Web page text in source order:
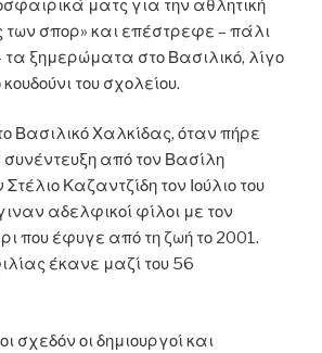
ματς για την αθλητική
σπορ» και επέστρεφε – πάλι
ξημερώματα στο Βασιλικό, λίγο
του σχολείου.
Βασιλικό Χαλκίδας, όταν πήρε
από τον Βασίλη
Καζαντζίδη τον Ιούλιο του
αδελφικοί φίλοι με τον
που έφυγε από τη ζωή το 2001.
έκανε μαζί του 56
σχεδόν οι δημιουργοί και